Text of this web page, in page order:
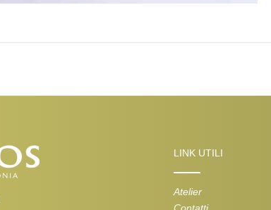
LINK UTILI
Atelier